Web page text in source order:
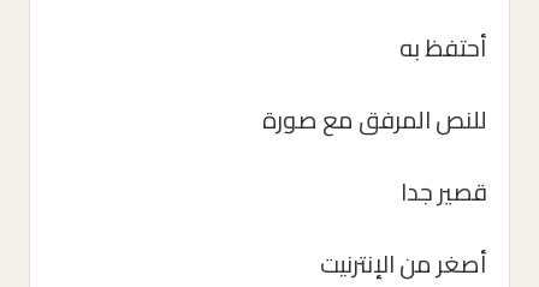
أحتفظ به
للنص المرفق مع صورة
قصير جدا
أصغر من الإنترنيت